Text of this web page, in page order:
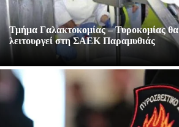
Τμήμα Γαλακτοκομίας – Τυροκομίας θα
λειτουργεί στη ΣΑΕΚ Παραμυθιάς